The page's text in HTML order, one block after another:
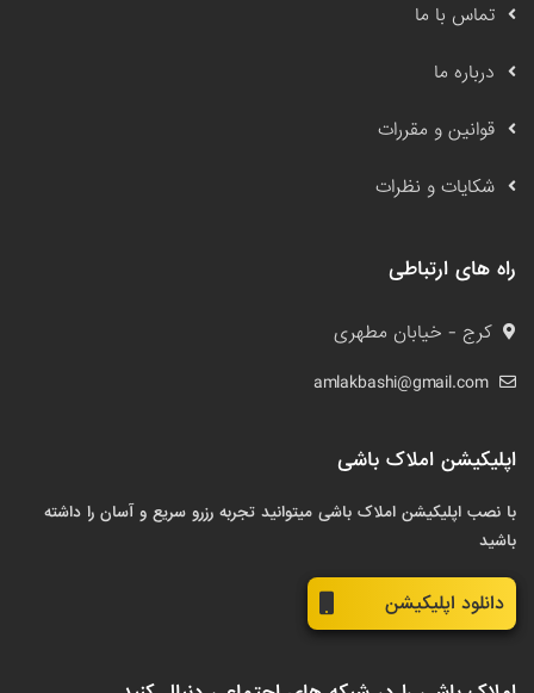
تماس با ما
درباره ما
قوانین و مقررات
شکایات و نظرات
راه های ارتباطی
کرج - خیابان مطهری
amlakbashi@gmail.com
اپلیکیشن املاک باشی
با نصب اپلیکیشن املاک باشی میتوانید تجربه رزرو سریع و آسان را داشته
باشید
دانلود اپلیکیشن